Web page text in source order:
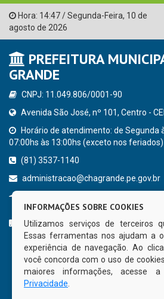
Hora: 14:47/Segunda-Feira, 10 de
agosto de 2026
PREFEITURA
GRANDE
CNPJ: 11.049.806/0001-90
Avenida São José, nº 101, Centro -
Horário de atendimento: de Segunda
07:00hs às 13:00hs (exceto nos feriados)
(81) 3537-1140
administracao@chagrande.pe.gov.br
CURTA NOSSA FAN
INFORMAÇÕES SOBRE COOKIES
Utilizamos serviços de terceiros
Essas ferramentas nos ajudam a
experiência de navegação. Ao
você concorda com o uso de
maiores informações, acesse
Privacidade